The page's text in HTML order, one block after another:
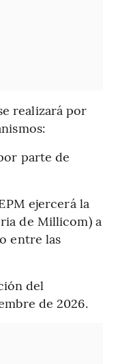
realizará por
parte de
ejercerá la
de Millicom) a
entre las
del
de 2026.